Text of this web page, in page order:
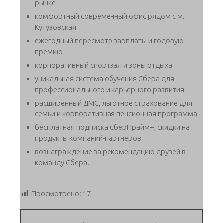
рынке
комфортный современный офис рядом с м.
Кутузовская
ежегодный пересмотр зарплаты и годовую
премию
корпоративный спортзал и зоны отдыха
уникальная система обучения Сбера для
профессионального и карьерного развития
расширенный ДМС, льготное страхование для
семьи и корпоративная пенсионная программа
бесплатная подписка СберПрайм+, скидки на
продукты компаний-партнеров
вознаграждение за рекомендацию друзей в
команду Сбера.
Просмотрено: 17